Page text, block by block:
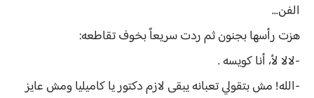
الفن...
هزت رأسها بجنون ثم ردت سريعاً بخوف تقاطعه:
-لالا لأ، أنا كويسه .
-الله! مش بتقولي تعبانه يبقى لازم دكتور يا كاميليا ومش عايز